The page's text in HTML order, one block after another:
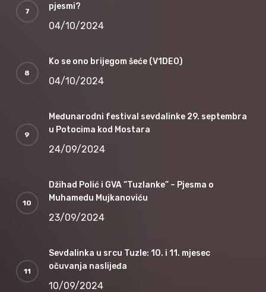
pjesmi?
04/10/2024
Ko se ono brijegom šeće (V1DEO)
04/10/2024
Međunarodni festival sevdalinke 29. septembra
u Potocima kod Mostara
24/09/2024
Džihad Polić i GVA “Tuzlanke” – Pjesma o
Muhamedu Mujkanoviću
23/09/2024
Sevdalinka u srcu Tuzle: 10. i 11. mjesec
očuvanja naslijeđa
10/09/2024